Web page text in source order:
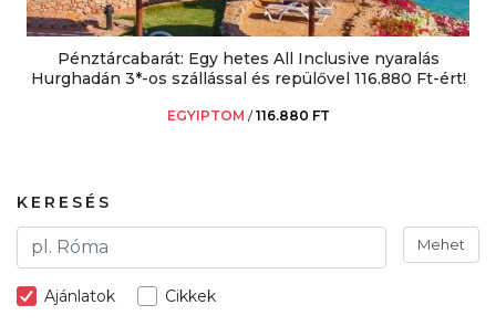
Pénztárcabarát: Egy hetes All Inclusive nyaralás
Hurghadán 3*-os szállással és repülővel 116.880 Ft-ért!
EGYIPTOM /116.880 FT
KERESÉS
Mehet
Ajánlatok Cikkek